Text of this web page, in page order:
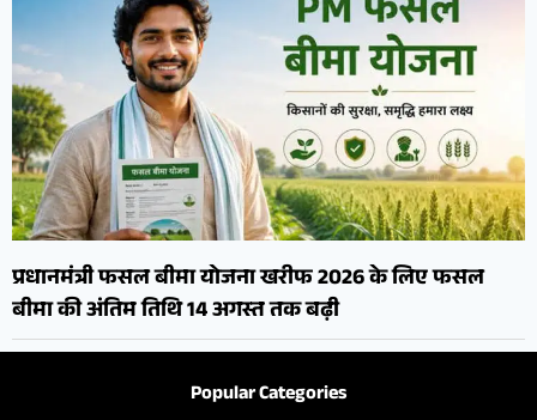
प्रधानमंत्री फसल बीमा योजना खरीफ 2026 के लिए फसल
बीमा की अंतिम तिथि 14 अगस्त तक बढ़ी
Popular Categories